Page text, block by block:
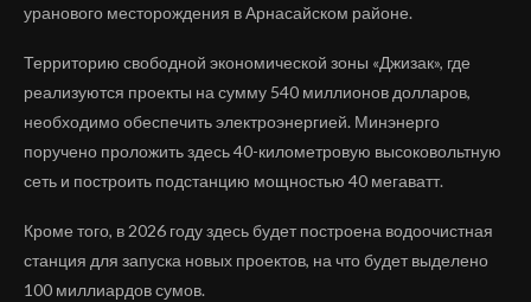
уранового месторождения в Арнасайском районе.
Территорию свободной экономической зоны «Джизак», где
реализуются проекты на сумму 540 миллионов долларов,
необходимо обеспечить электроэнергией. Минэнерго
поручено проложить здесь 40-километровую высоковольтную
сеть и построить подстанцию ​​мощностью 40 мегаватт.
Кроме того, в 2026 году здесь будет построена водоочистная
станция ​​для запуска новых проектов, на что будет выделено
100 миллиардов сумов.